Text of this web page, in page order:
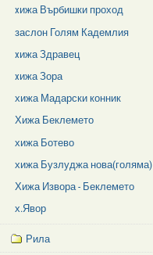
xижа Върбишки проход
заслон Голям Кадемлия
xижа Здравец
xижа Зора
хижа Мадарски конник
Хижа Беклемето
хижа Ботево
хижа Бузлуджа нова(голяма)
Хижа Извора - Беклемето
х.Явор
Рила